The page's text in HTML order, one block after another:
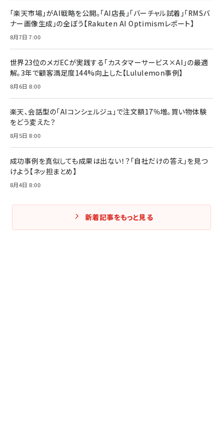
「楽天市場」がAI戦略を公開。「AI店長」「バーチャル試着」「RMSバ
ナー画像生成」の全ぼう【Rakuten AI Optimismレポート】
8月7日 7:00
世界23位のメガECが実践する「カスタマーサービス×AI」の最適
解。3年で顧客満足度144%向上した【Lululemon事例】
8月6日 8:00
楽天、会話型の「AIコンシェルジュ」で注文額17％増。買い物体験
をどう変えた？
8月5日 8:00
成功事例を真似しても成果は出ない！？「自社だけの答え」を見つ
けよう【ネッ担まとめ】
8月4日 8:00
新着記事をもっと見る